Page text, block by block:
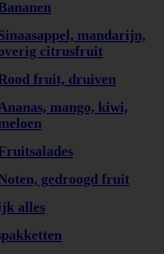
mandarijn,
citrusfruit
fruit, druiven
mango, kiwi,
gedroogd fruit
alles